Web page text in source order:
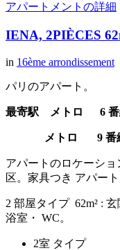
アパートメントの詳細
IENA, 2PIÈCES
in 16ème arrondissement
パリのアパート。
最寄駅 メトロ 6
メトロ 9 番
アパートのロケーシ
区。家具つき アパート
2 部屋タイプ 62m² :
浴室・ WC。
2室 タイプ